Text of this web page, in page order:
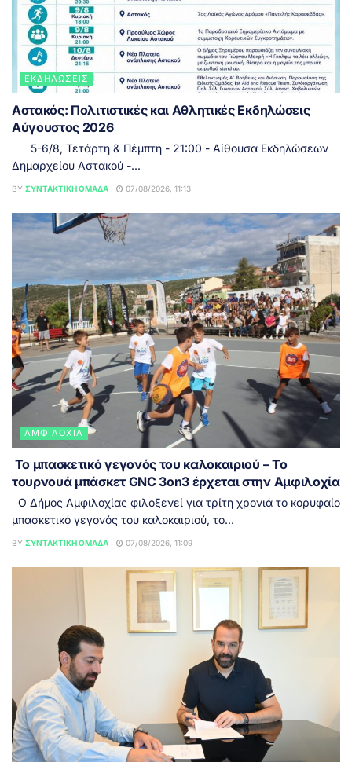
ΕΚΔΗΛΏΣΕΙΣ
Αστακός: Πολιτιστικές και Αθλητικές Εκδηλώσεις
Αύγουστος 2026
5-6/8, Τετάρτη & Πέμπτη - 21:00 - Αίθουσα Εκδηλώσεων
Δημαρχείου Αστακού -...
BY ΣΥΝΤΑΚΤΙΚΉ ΟΜΆΔΑ 07/08/2026, 11:13
ΑΜΦΙΛΟΧΊΑ
Το μπασκετικό γεγονός του καλοκαιριού – Το
τουρνουά μπάσκετ GNC 3on3 έρχεται στην Αμφιλοχία
Ο Δήμος Αμφιλοχίας φιλοξενεί για τρίτη χρονιά το κορυφαίο
μπασκετικό γεγονός του καλοκαιριού, το...
BY ΣΥΝΤΑΚΤΙΚΉ ΟΜΆΔΑ 07/08/2026, 11:09